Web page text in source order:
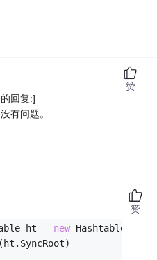
回复:]
有问题。
赞
ht =
new Hashtable();
赞